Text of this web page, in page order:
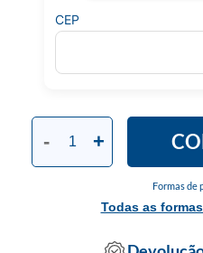
Formas de
Todas as
- +
CEP